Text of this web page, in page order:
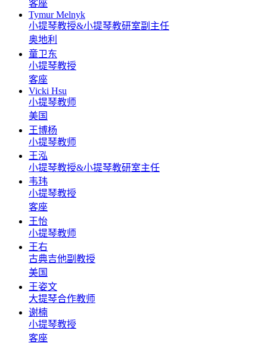
客座
Tymur Melnyk
小提琴教授&小提琴教研室副主任
奥地利
童卫东
小提琴教授
客座
Vicki Hsu
小提琴教师
美国
王博杨
小提琴教师
王泓
小提琴教授&小提琴教研室主任
韦玮
小提琴教授
客座
王怡
小提琴教师
王右
古典吉他副教授
美国
王姿文
大提琴合作教师
谢楠
小提琴教授
客座